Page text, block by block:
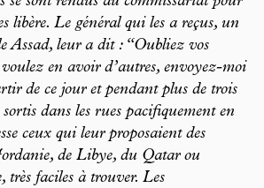
libère. Le général qui les a reçus, un
Assad, leur a dit : “Oubliez vos
en avoir d’autres, envoyez-moi
de ce jour et pendant plus de trois
sortis dans les rues pacifiquement en
ceux qui leur proposaient des
de Libye, du Qatar ou
très faciles à trouver. Les